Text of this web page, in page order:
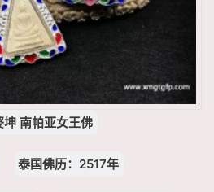
南帕亚女王佛
泰国佛历：2517年